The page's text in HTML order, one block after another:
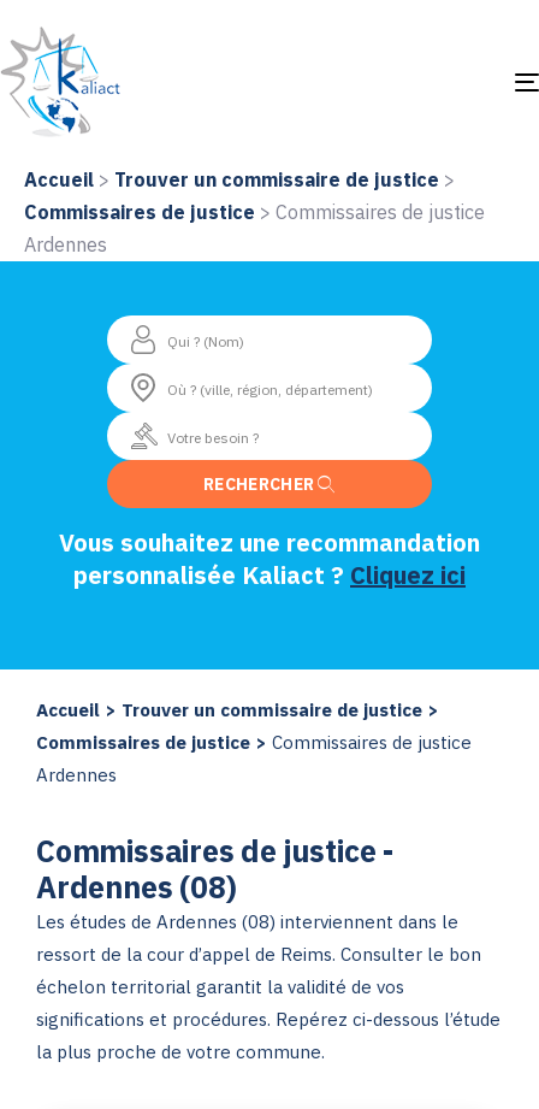
Accueil > Trouver un commissaire de justice >
Commissaires de justice > Commissaires de justice
Ardennes
RECHERCHER
Vous souhaitez une recommandation
personnalisée Kaliact ? Cliquez ici
Accueil > Trouver un commissaire de justice >
Commissaires de justice > Commissaires de justice
Ardennes
Commissaires de justice -
Ardennes (08)
Les études de Ardennes (08) interviennent dans le
ressort de la cour d’appel de Reims. Consulter le bon
échelon territorial garantit la validité de vos
significations et procédures. Repérez ci-dessous l’étude
la plus proche de votre commune.